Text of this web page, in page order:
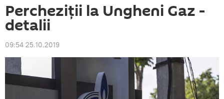
Percheziții la Ungheni Gaz -
detalii
09:54 25.10.2019